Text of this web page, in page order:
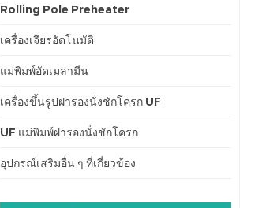
Rolling Pole Preheater
เครื่องเจียรอัตโนมัติ
แม่พิมพ์อัดเมลามีน
เครื่องขึ้นรูปฝารองนั่งชักโครก UF
UF แม่พิมพ์ฝารองนั่งชักโครก
อุปกรณ์เสริมอื่น ๆ ที่เกี่ยวข้อง